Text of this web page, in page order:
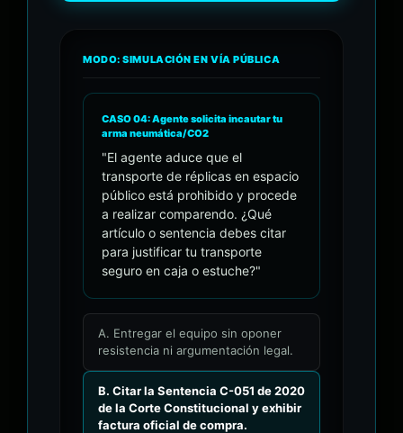
MODO: SIMULACIÓN EN VÍA PÚBLICA
CASO 04: Agente solicita incautar tu
arma neumática/CO2
"El agente aduce que el
transporte de réplicas en espacio
público está prohibido y procede
a realizar comparendo. ¿Qué
artículo o sentencia debes citar
para justificar tu transporte
seguro en caja o estuche?"
A. Entregar el equipo sin oponer
resistencia ni argumentación legal.
B. Citar la Sentencia C-051 de 2020
de la Corte Constitucional y exhibir
factura oficial de compra.